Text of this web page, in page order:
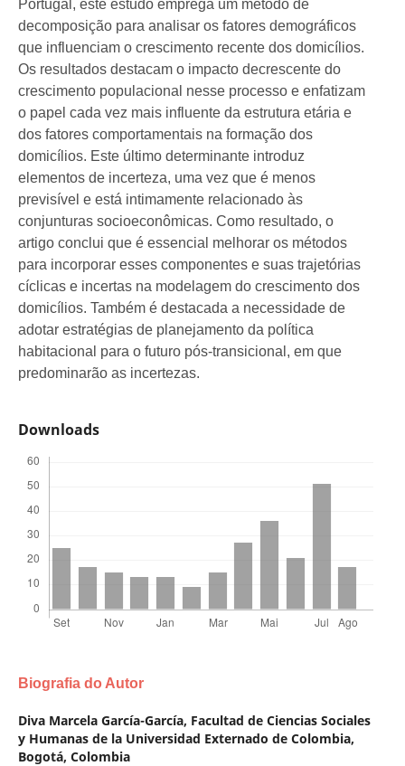
Portugal, este estudo emprega um método de
decomposição para analisar os fatores demográficos
que influenciam o crescimento recente dos domicílios.
Os resultados destacam o impacto decrescente do
crescimento populacional nesse processo e enfatizam
o papel cada vez mais influente da estrutura etária e
dos fatores comportamentais na formação dos
domicílios. Este último determinante introduz
elementos de incerteza, uma vez que é menos
previsível e está intimamente relacionado às
conjunturas socioeconômicas. Como resultado, o
artigo conclui que é essencial melhorar os métodos
para incorporar esses componentes e suas trajetórias
cíclicas e incertas na modelagem do crescimento dos
domicílios. Também é destacada a necessidade de
adotar estratégias de planejamento da política
habitacional para o futuro pós-transicional, em que
predominarão as incertezas.
Downloads
Biografia do Autor
Diva Marcela García-García, Facultad de Ciencias Sociales
y Humanas de la Universidad Externado de Colombia,
Bogotá, Colombia